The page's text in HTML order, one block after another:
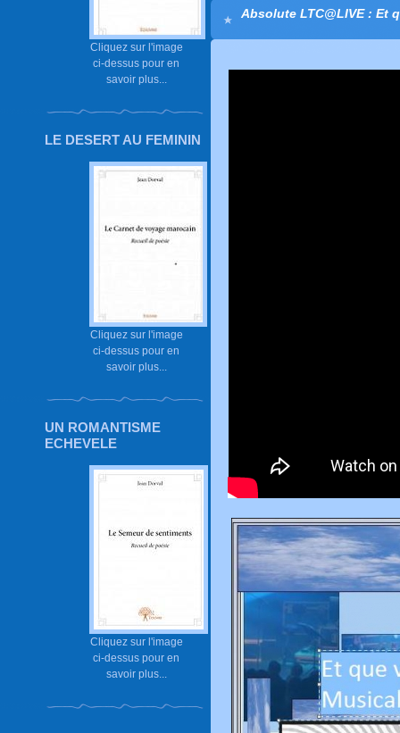
Cliquez sur l'image
ci-dessus pour en
savoir plus...
LE DESERT AU FEMININ
Cliquez sur l'image
ci-dessus pour en
savoir plus...
UN ROMANTISME
ECHEVELE
Cliquez sur l'image
ci-dessus pour en
savoir plus...
Absolute LTC@LIVE : Et